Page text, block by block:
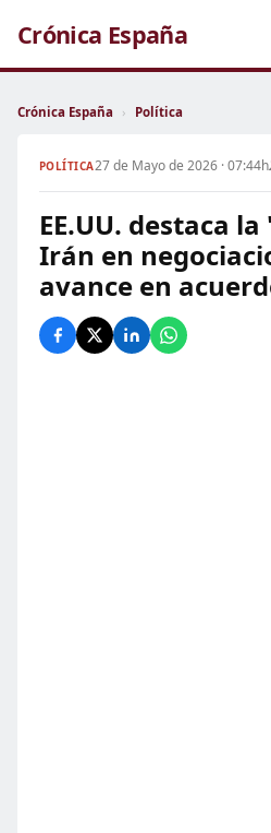
Crónica España
Crónica España › Política
POLÍTICA27 de Mayo de 2026 · 07:44h
EE.UU. destaca
Irán en
avance en